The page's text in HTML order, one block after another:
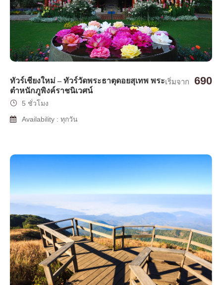
ทัวร์เชียงใหม่ – ทัวร์วัดพระธาตุดอยสุเทพ พระ
ตำหนักภูพิงค์ราชนิเวศน์
เริ่มจาก 690
5 ชั่วโมง
Availability : ทุกวัน